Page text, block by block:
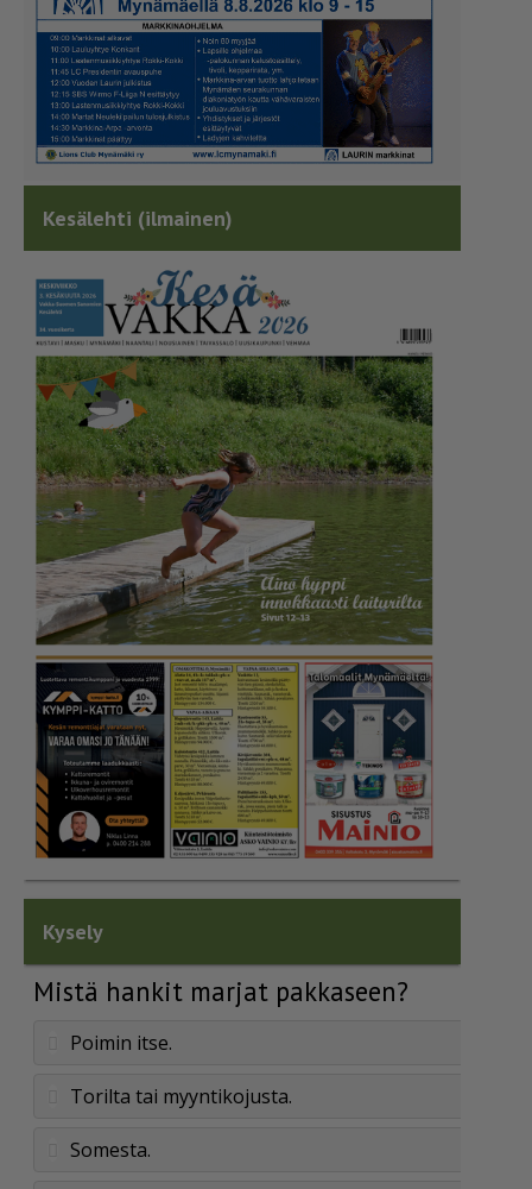
Kesälehti (ilmainen)
Kysely
Mistä hankit marjat pakkaseen?
Poimin itse.
Torilta tai myyntikojusta.
Somesta.